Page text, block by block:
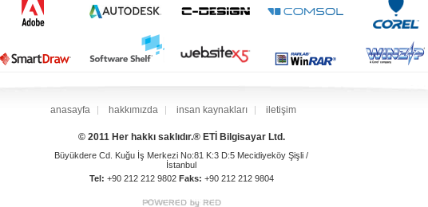
anasayfa hakkımızda insan kaynakları iletişim
© 2011 Her hakkı saklıdır.® ETİ Bilgisayar Ltd.
Büyükdere Cd. Kuğu İş Merkezi No:81 K:3 D:5 Mecidiyeköy Şişli /
İstanbul
Tel: +90 212 212 9802 Faks: +90 212 212 9804